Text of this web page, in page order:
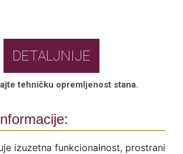
DETALJNIJE
tehničku opremljenost stana.
izuzetna funkcionalnost, prostrani